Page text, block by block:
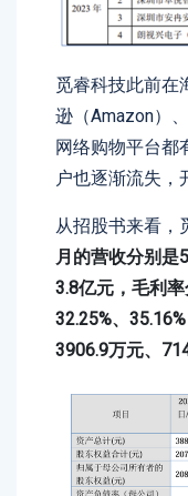
觅睿科技此前在
逊（Amazon）
网络购物平台都
户也逐渐流失，
从招股书来看，
月的营收分别是
3.8亿元，毛利率
32.25%、
3906.9万元、